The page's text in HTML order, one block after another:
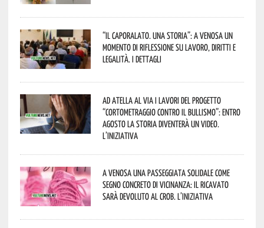
“Il caporalato. Una storia”: a Venosa un
momento di riflessione su lavoro, diritti e
legalità. I dettagli
Ad Atella al via i lavori del progetto
“Cortometraggio contro il bullismo”: entro
agosto la storia diventerà un video.
L’iniziativa
A Venosa una passeggiata solidale come
segno concreto di vicinanza: il ricavato
sarà devoluto al CROB. L’iniziativa